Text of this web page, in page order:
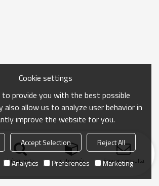
búsqueda categoría Enviar consulta
Cookie settings
to provide you with the best possible
also allow us to analyze user behavior in
improve the website for you.
Accept Selection
Reject All
Analytics Preferences Marketing